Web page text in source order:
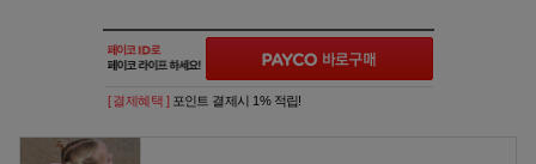
[ 결제혜택 ] 포인트 결제시 1% 적립!